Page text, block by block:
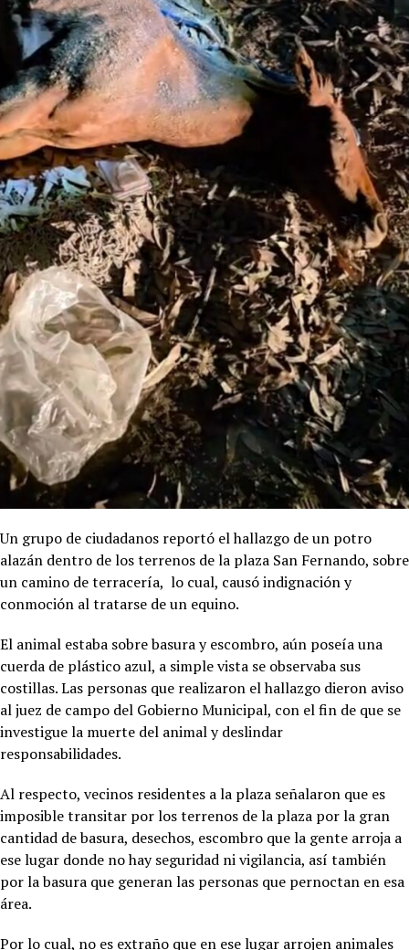
Un grupo de ciudadanos reportó el hallazgo de un potro
alazán dentro de los terrenos de la plaza San Fernando, sobre
un camino de terracería, lo cual, causó indignación y
conmoción al tratarse de un equino.
El animal estaba sobre basura y escombro, aún poseía una
cuerda de plástico azul, a simple vista se observaba sus
costillas. Las personas que realizaron el hallazgo dieron aviso
al juez de campo del Gobierno Municipal, con el fin de que se
investigue la muerte del animal y deslindar
responsabilidades.
Al respecto, vecinos residentes a la plaza señalaron que es
imposible transitar por los terrenos de la plaza por la gran
cantidad de basura, desechos, escombro que la gente arroja a
ese lugar donde no hay seguridad ni vigilancia, así también
por la basura que generan las personas que pernoctan en esa
área.
Por lo cual, no es extraño que en ese lugar arrojen animales